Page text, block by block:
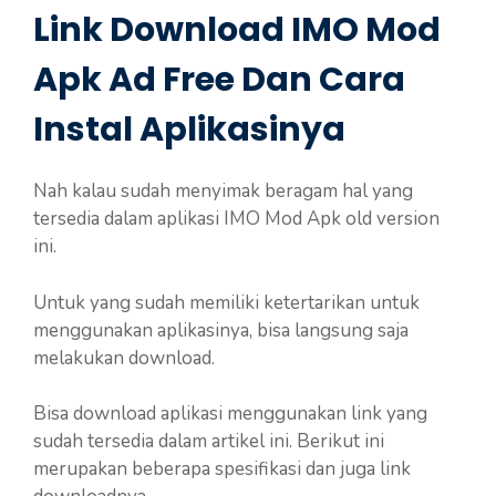
Link Download IMO Mod
Apk Ad Free Dan Cara
Instal Aplikasinya
Nah kalau sudah menyimak beragam hal yang
tersedia dalam aplikasi IMO Mod Apk old version
ini.
Untuk yang sudah memiliki ketertarikan untuk
menggunakan aplikasinya, bisa langsung saja
melakukan download.
Bisa download aplikasi menggunakan link yang
sudah tersedia dalam artikel ini. Berikut ini
merupakan beberapa spesifikasi dan juga link